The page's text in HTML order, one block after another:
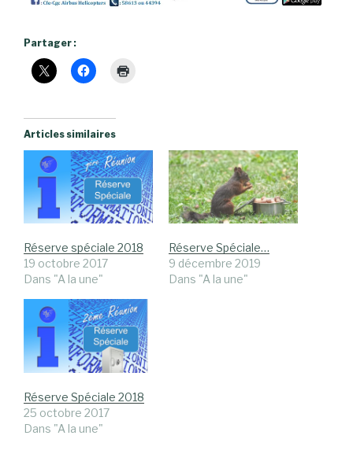
Partager :
Articles similaires
Réserve spéciale 2018
19 octobre 2017
Dans "A la une"
Réserve Spéciale…
9 décembre 2019
Dans "A la une"
Réserve Spéciale 2018
25 octobre 2017
Dans "A la une"